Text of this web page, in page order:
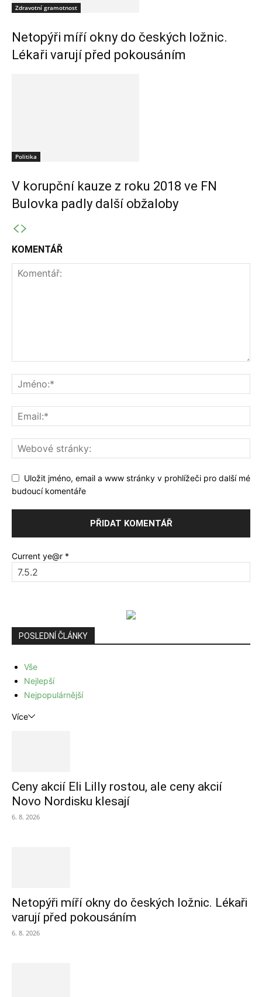
Zdravotní gramotnost
Netopýři míří okny do českých ložnic.
Lékaři varují před pokousáním
Politika
V korupční kauze z roku 2018 ve FN
Bulovka padly další obžaloby
KOMENTÁŘ
Uložit jméno, email a www stránky v prohlížeči pro další mé
budoucí komentáře
Current ye@r *
POSLEDNÍ ČLÁNKY
Vše
Nejlepší
Nejpopulárnější
Více
Ceny akcií Eli Lilly rostou, ale ceny akcií
Novo Nordisku klesají
6. 8. 2026
Netopýři míří okny do českých ložnic. Lékaři
varují před pokousáním
6. 8. 2026